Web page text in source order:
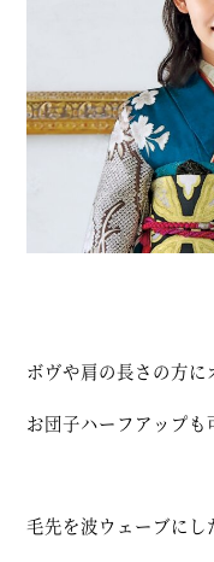
ボヴや肩の長さの方に
お団子ハーフアップも
毛先を波ウェーブにし